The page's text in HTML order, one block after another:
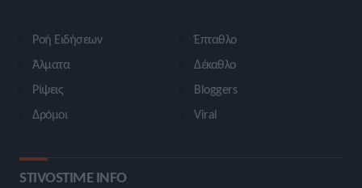
Ροή Ειδήσεων
Άλματα
Ρίψεις
Δρόμοι
Έπταθλο
Δέκαθλο
Bloggers
Viral
STIVOSTIME INFO